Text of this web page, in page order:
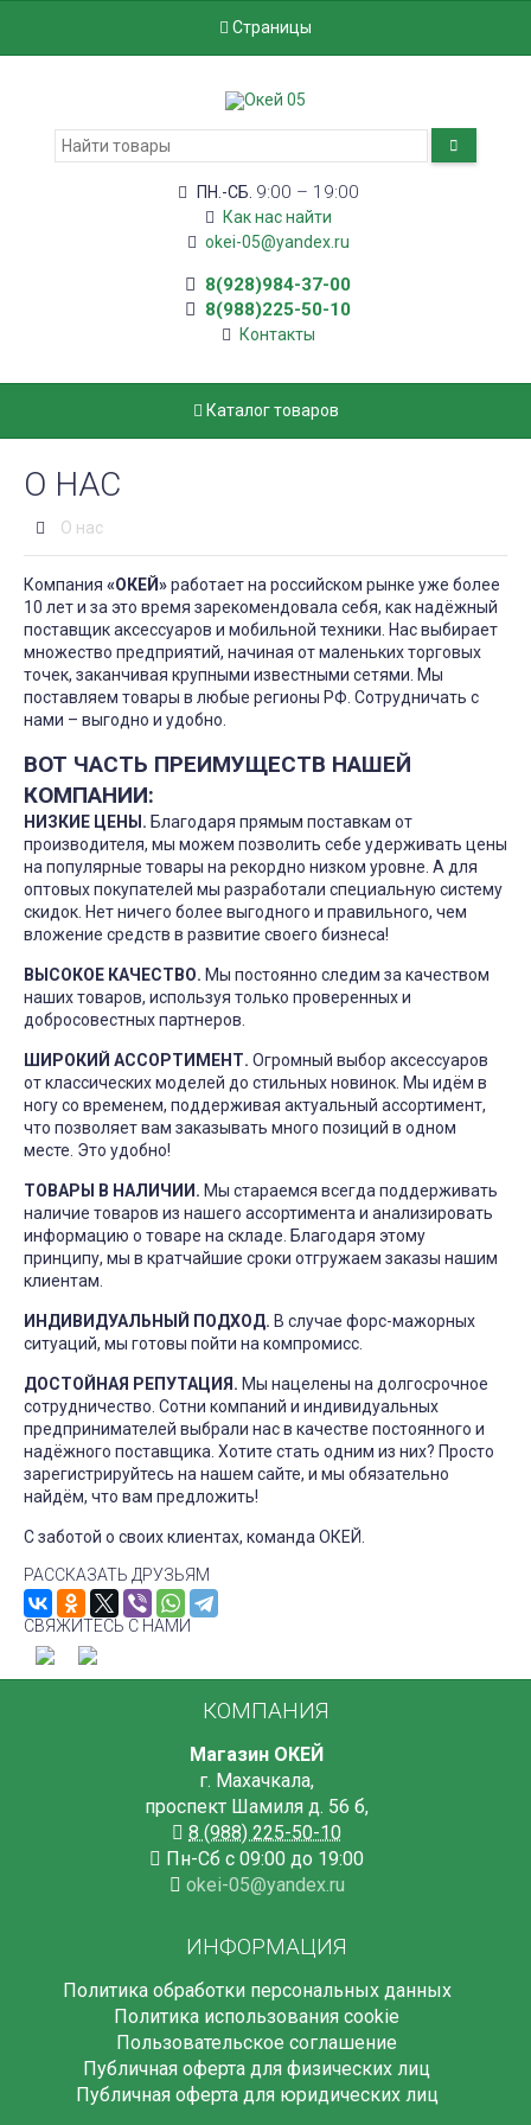
Страницы
ПН.-СБ. 9:00 – 19:00
Как нас найти
okei-05@yandex.ru
8(928)984-37-00
8(988)225-50-10
Контакты
Каталог товаров
О НАС
О нас
Компания «ОКЕЙ»работает на российском рынке уже более
10 лет и за это время зарекомендовала себя, как надёжный
поставщик аксессуаров и мобильной техники. Нас выбирает
множество предприятий, начиная от маленьких торговых
точек, заканчивая крупными известными сетями. Мы
поставляем товары в любые регионы РФ. Сотрудничать с
нами – выгодно и удобно.
ВОТ ЧАСТЬ ПРЕИМУЩЕСТВ НАШЕЙ
КОМПАНИИ:
НИЗКИЕ ЦЕНЫ. Благодаря прямым поставкам от
производителя, мы можем позволить себе удерживать цены
на популярные товары на рекордно низком уровне. А для
оптовых покупателей мы разработали специальную систему
скидок. Нет ничего более выгодного и правильного, чем
вложение средств в развитие своего бизнеса!
ВЫСОКОЕ КАЧЕСТВО. Мы постоянно следим за качеством
наших товаров, используя только проверенных и
добросовестных партнеров.
ШИРОКИЙ АССОРТИМЕНТ. Огромный выбор аксессуаров
от классических моделей до стильных новинок. Мы идём в
ногу со временем, поддерживая актуальный ассортимент,
что позволяет вам заказывать много позиций в одном
месте. Это удобно!
ТОВАРЫ В НАЛИЧИИ. Мы стараемся всегда поддерживать
наличие товаров из нашего ассортимента и анализировать
информацию о товаре на складе. Благодаря этому
принципу, мы в кратчайшие сроки отгружаем заказы нашим
клиентам.
ИНДИВИДУАЛЬНЫЙ ПОДХОД. В случае форс-мажорных
ситуаций, мы готовы пойти на компромисс.
ДОСТОЙНАЯ РЕПУТАЦИЯ. Мы нацелены на долгосрочное
сотрудничество. Сотни компаний и индивидуальных
предпринимателей выбрали нас в качестве постоянного и
надёжного поставщика. Хотите стать одним из них? Просто
зарегистрируйтесь на нашем сайте, и мы обязательно
найдём, что вам предложить!
С заботой о своих клиентах, команда ОКЕЙ.
РАССКАЗАТЬ ДРУЗЬЯМ
СВЯЖИТЕСЬ С НАМИ
КОМПАНИЯ
Магазин ОКЕЙ
г. Махачкала,
проспект Шамиля д. 56 б,
8 (988) 225-50-10
Пн-Сб с 09:00 до 19:00
okei-05@yandex.ru
ИНФОРМАЦИЯ
Политика обработки персональных данных
Политика использования cookie
Пользовательское соглашение
Публичная оферта для физических лиц
Публичная оферта для юридических лиц